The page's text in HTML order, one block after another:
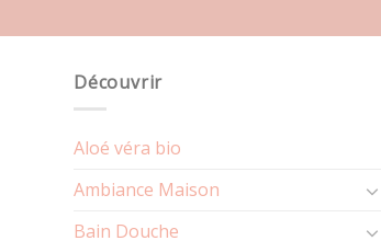
Découvrir
Aloé véra bio
Ambiance Maison
Bain Douche